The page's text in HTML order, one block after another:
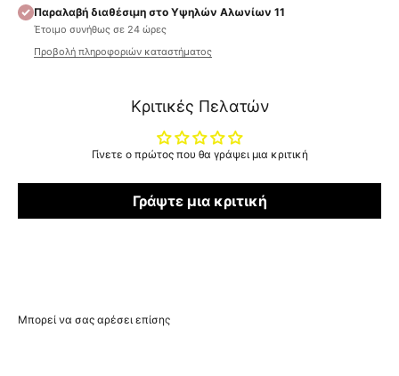
Παραλαβή διαθέσιμη στο Υψηλών Αλωνίων 11
Έτοιμο συνήθως σε 24 ώρες
Προβολή πληροφοριών καταστήματος
Κριτικές Πελατών
Γίνετε ο πρώτος που θα γράψει μια κριτική
Γράψτε μια κριτική